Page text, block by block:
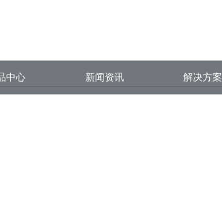
中心 新闻资讯 解决方案